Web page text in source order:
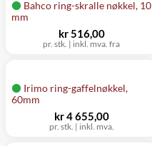
Bahco ring-skralle nøkkel, 10
mm
pr. stk. | inkl. mva. fra
kr 516,00
Irimo ring-gaffelnøkkel,
60mm
pr. stk. | inkl. mva.
kr 4 655,00